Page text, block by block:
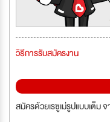
วิธีการรับสมัครงาน
สมัครด้วยเรซูเม่รูปแบบเต็ม